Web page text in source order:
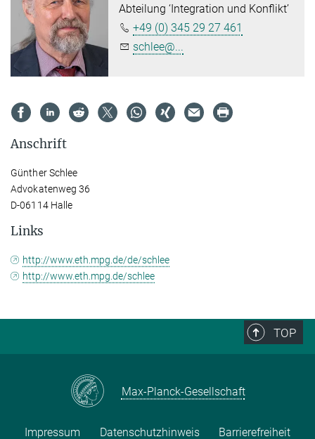
Abteilung ‘Integration und Konflikt’
+49 (0) 345 29 27 461
schlee@...
Anschrift
Günther Schlee
Advokatenweg 36
D-06114 Halle
Links
http://www.eth.mpg.de/de/schlee
http://www.eth.mpg.de/schlee
TOP
Max-Planck-Gesellschaft
Impressum Datenschutzhinweis Barrierefreiheit